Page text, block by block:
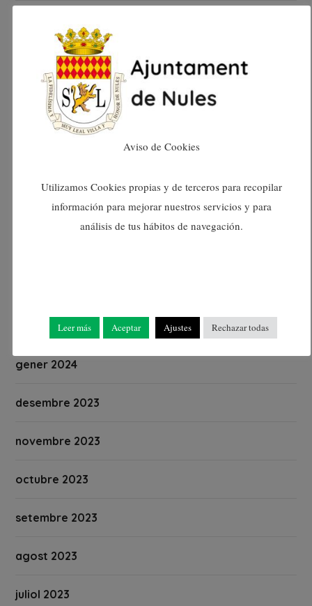
setembre 2024
agost 2024
juliol 2024
maig 2024
febrer 2024
gener 2024
desembre 2023
novembre 2023
octubre 2023
setembre 2023
agost 2023
juliol 2023
Aviso de Cookies
Utilizamos Cookies propias y de terceros para recopilar
información para mejorar nuestros servicios y para
análisis de tus hábitos de navegación.
Leer más Aceptar Ajustes Rechazar todas